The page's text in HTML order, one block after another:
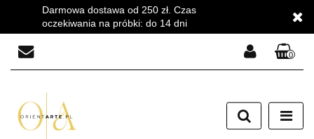
Darmowa dostawa od 250 zł. Czas
oczekiwania na próbki: do 14 dni
Zarejestruj się
Dodaj zgłoszenie
0